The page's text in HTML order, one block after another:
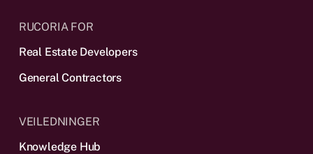
RUCORIA FOR
Real Estate Developers
General Contractors
VEILEDNINGER
Knowledge Hub